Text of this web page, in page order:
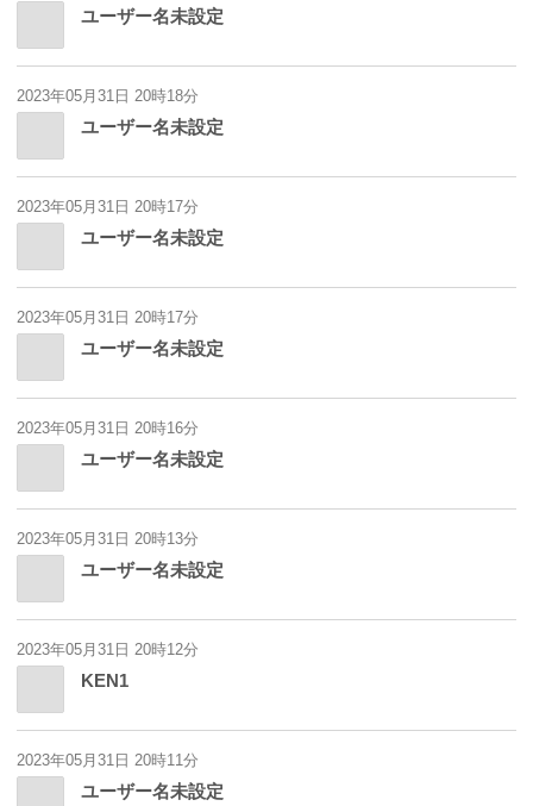
ユーザー名未設定
2023年05月31日 20時18分
ユーザー名未設定
2023年05月31日 20時17分
ユーザー名未設定
2023年05月31日 20時17分
ユーザー名未設定
2023年05月31日 20時16分
ユーザー名未設定
2023年05月31日 20時13分
ユーザー名未設定
2023年05月31日 20時12分
KEN1
2023年05月31日 20時11分
ユーザー名未設定